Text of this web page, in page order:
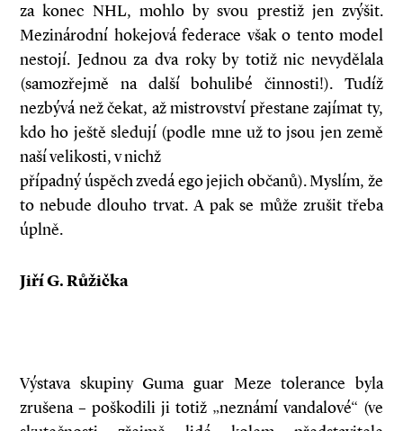
za konec NHL, mohlo by svou prestiž jen zvýšit.
Mezinárodní hokejová federace však o tento model
nestojí. Jednou za dva roky by totiž nic nevydělala
(samozřejmě na další bohulibé činnosti!). Tudíž
nezbývá než čekat, až mistrovství přestane zajímat ty,
kdo ho ještě sledují (podle mne už to jsou jen země
naší velikosti, v nichž
případný úspěch zvedá ego jejich občanů). Myslím, že
to nebude dlouho trvat. A pak se může zrušit třeba
úplně.
Jiří G. Růžička
Výstava skupiny Guma guar Meze tolerance byla
zrušena – poškodili ji totiž „neznámí vandalové“ (ve